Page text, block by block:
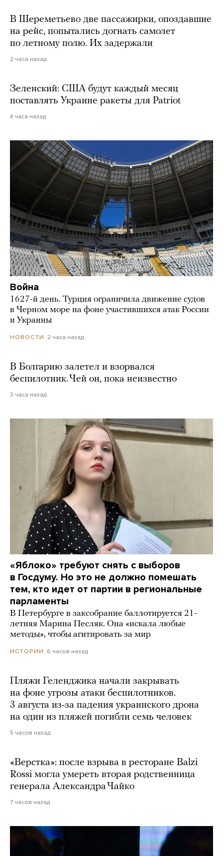
В Шереметьево две пассажирки, опоздавшие
на рейс, попытались догнать самолет
по летному полю. Их задержали
2 часа назад
Зеленский: США будут каждый месяц
поставлять Украине ракеты для Patriot
4 часа назад
Война
1627-й день. Турция ограничила движение судов
в Черном море на фоне участившихся атак России
и Украины
НОВОСТИ 2 часа назад
В Болгарию залетел и взорвался
беспилотник. Чей он, пока неизвестно
3 часа назад
«Яблоко» требуют снять с выборов
в Госдуму. Но это не должно помешать
тем, кто идет от партии в региональные
парламенты
В Петербурге в заксобрание баллотируется 21-
летняя Марина Песляк. Она «искала любые
методы», чтобы агитировать за мир
ИСТОРИИ 6 часов назад
Пляжи Геленджика начали закрывать
на фоне угрозы атаки беспилотников.
3 августа из-за падения украинского дрона
на один из пляжей погибли семь человек
5 часов назад
«Верстка»: после взрыва в ресторане Balzi
Rossi могла умереть вторая родственница
генерала Александра Чайко
7 часов назад